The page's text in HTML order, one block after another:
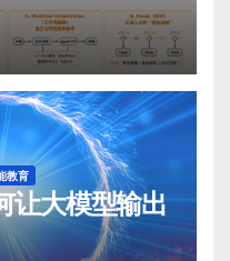
教育
让大模型输出